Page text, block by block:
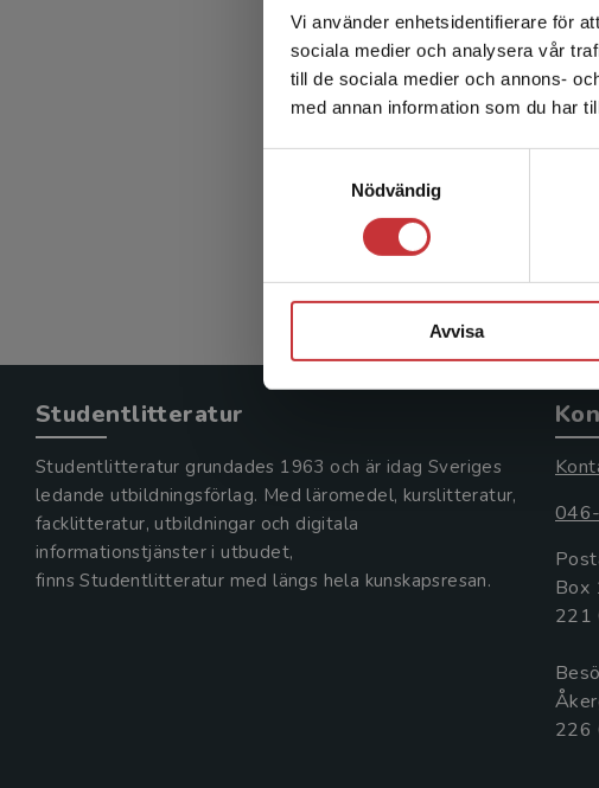
Vi använder enhetsidentifierare för
sociala medier och analysera vår
till de sociala medier och annons-
med annan information som du har
Nödvändig
Avvisa
Det
Studentlitteratur
Studentlitteratur grundades 1963 och är idag Sveriges
ledande utbildningsförlag. Med läromedel, kurslitteratur,
facklitteratur, utbildningar och digitala
informationstjänster i utbudet,
finns Studentlitteratur med längs hela kunskapsresan.
Box
221